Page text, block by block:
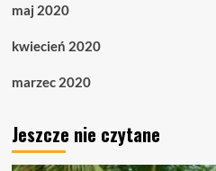
maj 2020
kwiecień 2020
marzec 2020
Jeszcze nie czytane